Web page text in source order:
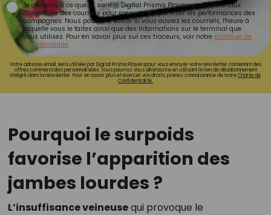
Je consens à ce que la société Digital Prisma Players analyse le taux
d'ouverture des courriels pour mesurer et optimiser les performances des
campagnes. Nous pourrons savoir si vous ouvrez les courriels, l'heure à
laquelle vous le faites ainsi que des informations sur le terminal que
vous utilisez. Pour en savoir plus sur ces traceurs, voir notre politique de
confidentialité.
Votre adresse email sera utilisée par Digital Prisma Playerspour vous envoyer votre newsletter contenant des
offres commerciales personnalisées. Vous pourrez vous désinscrire en utilisant le lien de désabonnement
intégré dans la newsletter. Pour en savoir plus et exercer vos droits, prenez connaissance de notreCharte de
Confidentialité.
Pourquoi le surpoids
favorise l’apparition des
jambes lourdes ?
L’insuffisance veineusequi provoque le